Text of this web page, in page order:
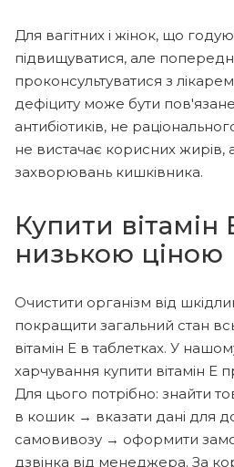
Для вагітних і жінок, що
підвищуватися, але
проконсультуватися з
дефіциту може бути
антибіотиків, не
не вистачає корисних жирів,
захворювань кишківника.
Купити вітамін
низькою ціною
Очистити організм від
покращити загальний стан
вітамін Е в таблетках. У
харчування купити вітамін Е
Для цього потрібно: знайти
в кошик → вказати дані для
самовивозу → оформити
дзвінка від менеджера. За